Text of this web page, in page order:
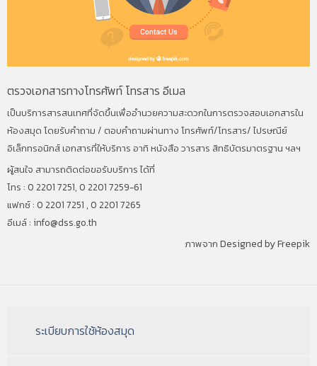
ตรวจเอกสารทางโทรศัพท์ โทรสาร อีเมล
เป็นบริการสารสนเทศที่จัดขึ้นเพื่ออำนวยความสะดวกในการตรวจสอบเอกสารใน
ห้องสมุด โดยรับคำถาม / ตอบคำถามผ่านทาง โทรศัพท์/โทรสาร/ ไปรษณีย์
อิเล็กทรอนิกส์ เอกสารที่ให้บริการ อาทิ หนังสือ วารสาร สิทธิบัตรมาตรฐาน ฯลฯ
ผู้สนใจ สามารถติดต่อขอรับบริการ ได้ที่
โทร : 0 2201 7251, 0 2201 7259-61
แฟกซ์ : 0 2201 7251 , 0 2201 7265
อีเมล์ : info@dss.go.th
ภาพจาก Designed by Freepik
ระเบียบการใช้ห้องสมุด